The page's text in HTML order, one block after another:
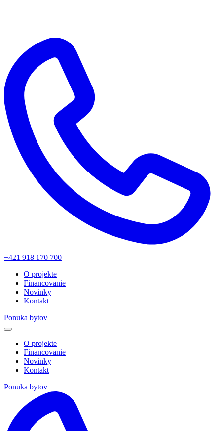
+421 918 170 700
O projekte
Financovanie
Novinky
Kontakt
Ponuka bytov
O projekte
Financovanie
Novinky
Kontakt
Ponuka bytov